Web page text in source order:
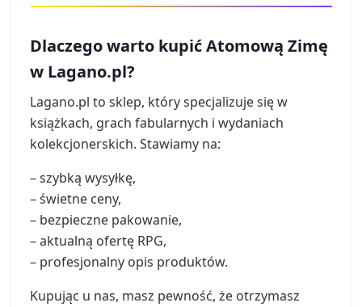
Dlaczego warto kupić Atomową Zimę
w Lagano.pl?
Lagano.pl to sklep, który specjalizuje się w
książkach, grach fabularnych i wydaniach
kolekcjonerskich. Stawiamy na:
– szybką wysyłkę,
– świetne ceny,
– bezpieczne pakowanie,
– aktualną ofertę RPG,
– profesjonalny opis produktów.
Kupując u nas, masz pewność, że otrzymasz